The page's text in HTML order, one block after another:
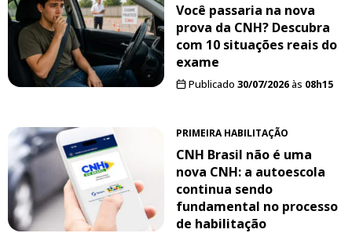
Você passaria na nova
prova da CNH? Descubra
com 10 situações reais do
exame
Publicado 30/07/2026às 08h15
PRIMEIRA HABILITAÇÃO
CNH Brasil não é uma
nova CNH: a autoescola
continua sendo
fundamental no processo
de habilitação